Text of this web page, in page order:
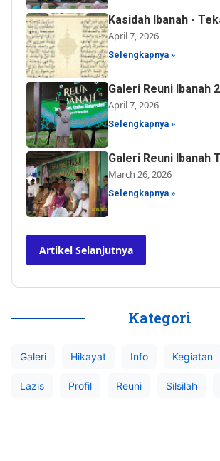
Kasidah Ibanah -
April 7, 2026
Selengkapnya »
Galeri Reuni Ibanah
April 7, 2026
Selengkapnya »
Galeri Reuni Ibanah
March 26, 2026
Selengkapnya »
Artikel Selanjutnya
Kategori
Galeri Hikayat Info Kegiatan
Lazis Profil Reuni Silsilah